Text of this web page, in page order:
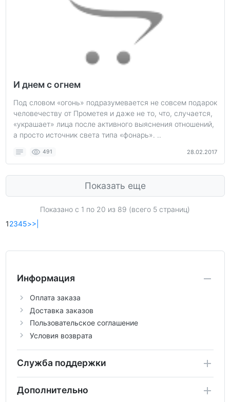
И днем с огнем
Под словом «огонь» подразумевается не совсем подарок
человечеству от Прометея и даже не то, что, случается,
«украшает» лица после активного выяснения отношений,
а просто источник света типа «фонарь». ..
491 28.02.2017
Показать еще
Показано с 1 по 20 из 89 (всего 5 страниц)
12345>>|
Информация
Оплата заказа
Доставка заказов
Пользовательское соглашение
Условия возврата
Служба поддержки
Дополнительно